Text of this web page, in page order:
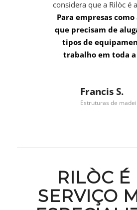
considera que a Rilòc é
Para empresas como
que precisam de
tipos de
trabalho em toda
Francis S.
Estruturas de
RILÒC É
SERVIÇO